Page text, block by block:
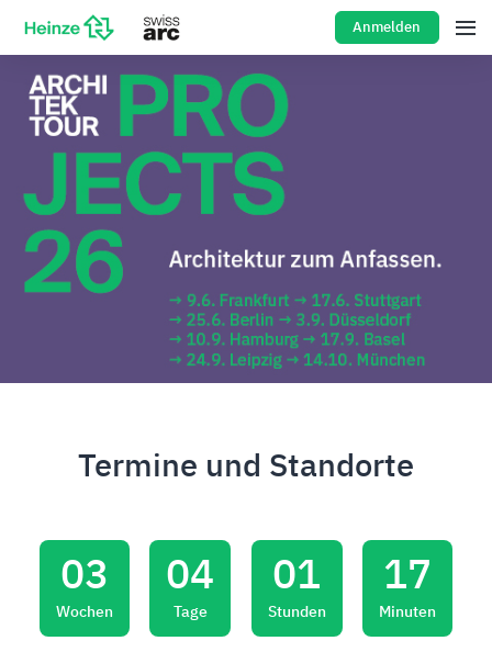
Anmelden
Termine und Standorte
03
Wochen
04
Tage
01
Stunden
17
Minuten